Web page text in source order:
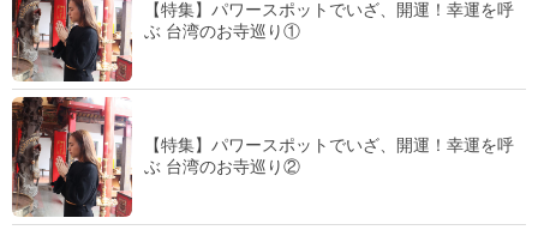
【特集】パワースポットでいざ、開運！幸運を呼
ぶ 台湾のお寺巡り①
【特集】パワースポットでいざ、開運！幸運を呼
ぶ 台湾のお寺巡り②